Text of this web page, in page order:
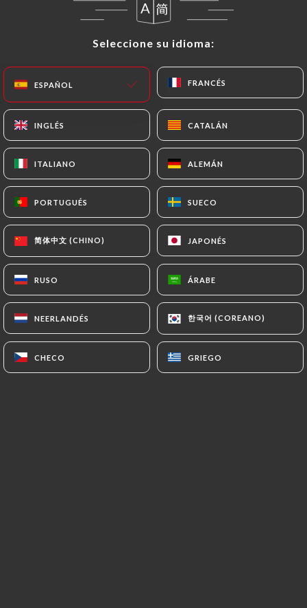
Seleccione su idioma:
ESPAÑOL FRANCÉS
INGLÉS CATALÁN
ITALIANO ALEMÁN
PORTUGUÉS SUECO
简体中文 (CHINO) JAPONÉS
RUSO ÁRABE
NEERLANDÉS 한국어 (COREANO)
CHECO GRIEGO
Seleccione su idioma:
ESPAÑOL FRANCÉS
INGLÉS CATALÁN
ITALIANO ALEMÁN
PORTUGUÉS SUECO
简体中文 (CHINO) JAPONÉS
RUSO ÁRABE
NEERLANDÉS 한국어 (COREANO)
CHECO GRIEGO